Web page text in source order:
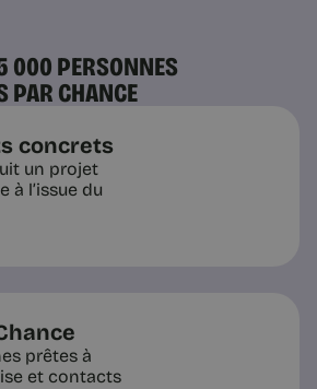
à la
000 PERSONNES
PAR CHANCE
concrets
un projet
à l’issue du
prêtes à
et contacts